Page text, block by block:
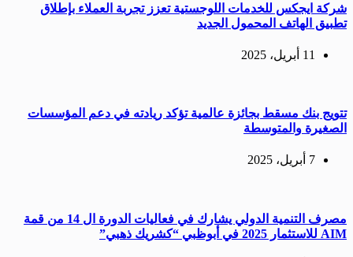
شركة ايجكس للخدمات اللوجستية تعزز تجربة العملاء بإطلاق
تطبيق الهاتف المحمول الجديد
11 أبريل، 2025
تتويج بنك مسقط بجائزة عالمية تؤكد ريادته في دعم المؤسسات
الصغيرة والمتوسطة
7 أبريل، 2025
مصرف التنمية الدولي يشارك في فعاليات الدورة ال 14 من قمة
AIM للاستثمار 2025 في أبوظبي “كشريك ذهبي”